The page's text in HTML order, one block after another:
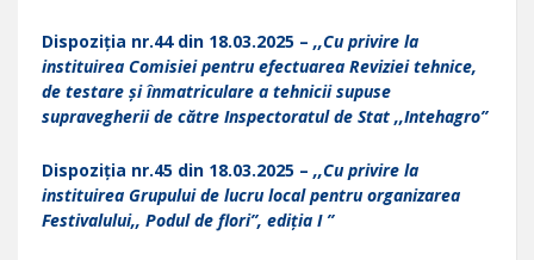
Dispoziția nr.44 din 18.03.2025 – ,,Cu privire la
instituirea Comisiei pentru efectuarea Reviziei tehnice,
de testare și înmatriculare a tehnicii supuse
supravegherii de către Inspectoratul de Stat ,,Intehagro”
Dispoziția nr.45 din 18.03.2025 – ,,Cu privire la
instituirea Grupului de lucru local pentru organizarea
Festivalului,, Podul de flori”, ediția I ”